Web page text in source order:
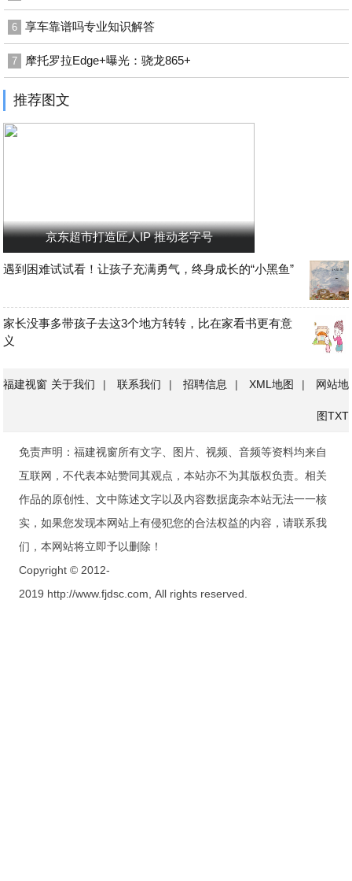
6 享车靠谱吗专业知识解答
7 摩托罗拉Edge+曝光：骁龙865+
推荐图文
京东超市打造匠人IP 推动老字号
遇到困难试试看！让孩子充满勇气，终身成长的“小黑鱼”
家长没事多带孩子去这3个地方转转，比在家看书更有意
义
福建视窗 关于我们 | 联系我们 | 招聘信息 | XML地图 | 网站地
图TXT
免责声明：福建视窗所有文字、图片、视频、音频等资料均来自
互联网，不代表本站赞同其观点，本站亦不为其版权负责。相关
作品的原创性、文中陈述文字以及内容数据庞杂本站无法一一核
实，如果您发现本网站上有侵犯您的合法权益的内容，请联系我
们，本网站将立即予以删除！
Copyright © 2012-
2019 http://www.fjdsc.com, All rights reserved.